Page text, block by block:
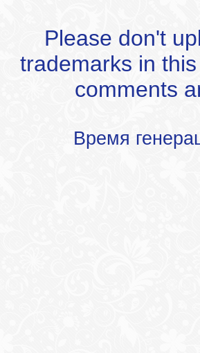
Please don't
trademarks in
comments
Время